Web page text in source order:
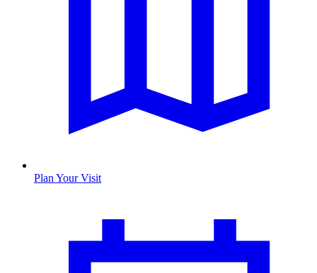
Plan Your Visit